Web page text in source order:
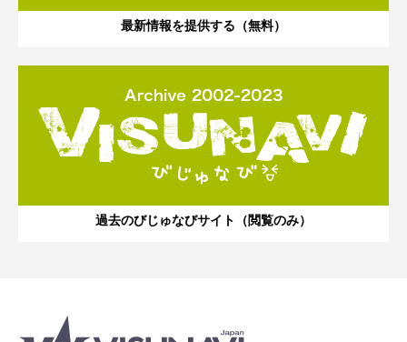
最新情報を提供する（無料）
過去のびじゅなびサイト（閲覧のみ）